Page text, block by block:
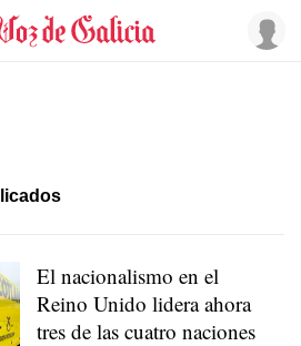
El nacionalismo en el
Reino Unido lidera ahora
tres de las cuatro naciones